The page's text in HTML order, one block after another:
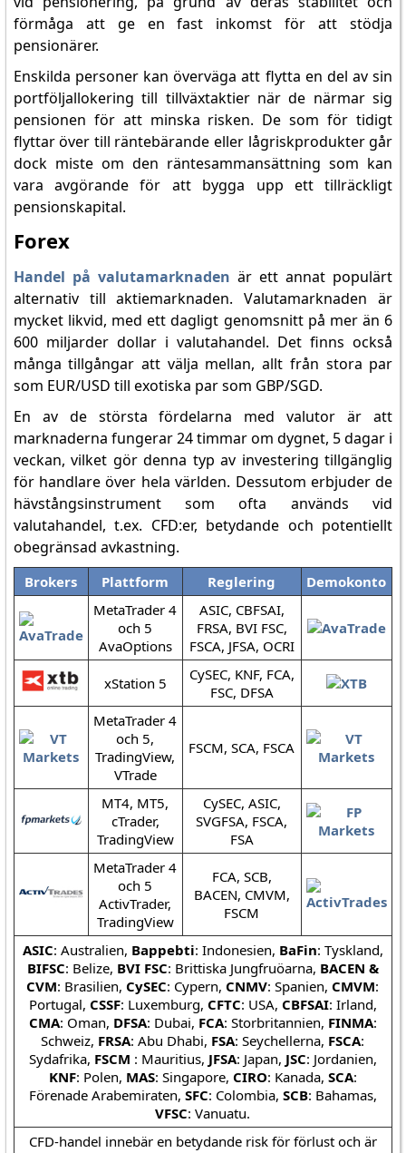
förmåga att ge en fast inkomst för att stödja
pensionärer.
Enskilda personer kan överväga att flytta en del av sin
portföljallokering till tillväxtaktier när de närmar sig
pensionen för att minska risken. De som för tidigt
flyttar över till räntebärande eller lågriskprodukter går
dock miste om den räntesammansättning som kan
vara avgörande för att bygga upp ett tillräckligt
pensionskapital.
Forex
Handel på valutamarknaden är ett annat populärt
alternativ till aktiemarknaden. Valutamarknaden är
mycket likvid, med ett dagligt genomsnitt på mer än 6
600 miljarder dollar i valutahandel. Det finns också
många tillgångar att välja mellan, allt från stora par
som EUR/USD till exotiska par som GBP/SGD.
En av de största fördelarna med valutor är att
marknaderna fungerar 24 timmar om dygnet, 5 dagar i
veckan, vilket gör denna typ av investering tillgänglig
för handlare över hela världen. Dessutom erbjuder de
hävstångsinstrument som ofta används vid
valutahandel, t.ex. CFD:er, betydande och potentiellt
obegränsad avkastning.
Brokers Plattform Reglering
Demokonto
MetaTrader 4
och 5
AvaOptions
ASIC, CBFSAI,
FRSA, BVI FSC,
FSCA, JFSA, OCRI
xStation 5
CySEC, KNF, FCA,
FSC, DFSA
MetaTrader 4
och 5,
TradingView,
VTrade
FSCM, SCA, FSCA
MT4, MT5,
cTrader,
TradingView
CySEC, ASIC,
SVGFSA, FSCA,
FSA
MetaTrader 4
och 5
ActivTrader,
TradingView
FCA, SCB,
BACEN, CMVM,
FSCM
ASIC: Australien, Bappebti: Indonesien, BaFin: Tyskland,
BIFSC: Belize, BVI FSC: Brittiska Jungfruöarna, BACEN &
CVM: Brasilien, CySEC: Cypern, CNMV: Spanien, CMVM:
Portugal, CSSF: Luxemburg, CFTC: USA, CBFSAI: Irland,
CMA: Oman, DFSA: Dubai, FCA: Storbritannien, FINMA:
Schweiz, FRSA: Abu Dhabi, FSA: Seychellerna, FSCA:
Sydafrika, FSCM : Mauritius, JFSA: Japan, JSC: Jordanien,
KNF: Polen, MAS: Singapore, CIRO: Kanada, SCA:
Förenade Arabemiraten, SFC: Colombia, SCB: Bahamas,
VFSC: Vanuatu.
CFD-handel innebär en betydande risk för förlust och är